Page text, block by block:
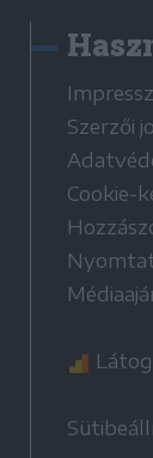
Szerzői
Cookie-